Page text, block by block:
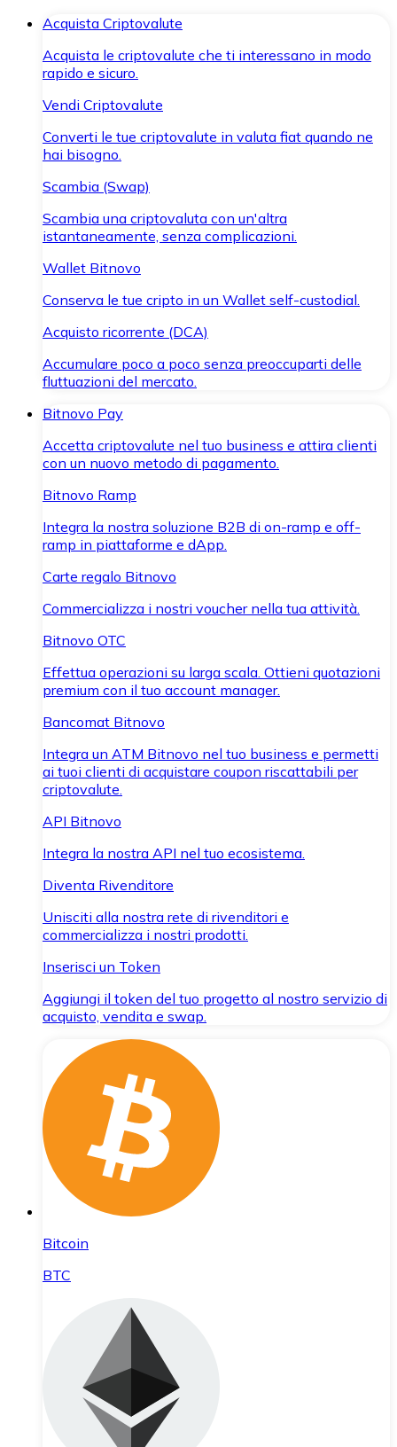
Acquista Criptovalute
Acquista le criptovalute che ti interessano in modo
rapido e sicuro.
Vendi Criptovalute
Converti le tue criptovalute in valuta fiat quando ne
hai bisogno.
Scambia (Swap)
Scambia una criptovaluta con un'altra
istantaneamente, senza complicazioni.
Wallet Bitnovo
Conserva le tue cripto in un Wallet self-custodial.
Acquisto ricorrente (DCA)
Accumulare poco a poco senza preoccuparti delle
fluttuazioni del mercato.
Bitnovo Pay
Accetta criptovalute nel tuo business e attira clienti
con un nuovo metodo di pagamento.
Bitnovo Ramp
Integra la nostra soluzione B2B di on-ramp e off-
ramp in piattaforme e dApp.
Carte regalo Bitnovo
Commercializza i nostri voucher nella tua attività.
Bitnovo OTC
Effettua operazioni su larga scala. Ottieni quotazioni
premium con il tuo account manager.
Bancomat Bitnovo
Integra un ATM Bitnovo nel tuo business e permetti
ai tuoi clienti di acquistare coupon riscattabili per
criptovalute.
API Bitnovo
Integra la nostra API nel tuo ecosistema.
Diventa Rivenditore
Unisciti alla nostra rete di rivenditori e
commercializza i nostri prodotti.
Inserisci un Token
Aggiungi il token del tuo progetto al nostro servizio di
acquisto, vendita e swap.
Bitcoin
BTC